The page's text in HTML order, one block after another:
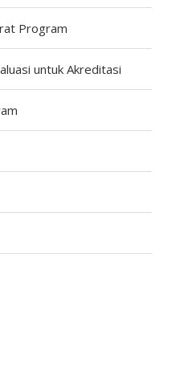
Program
untuk Akreditasi